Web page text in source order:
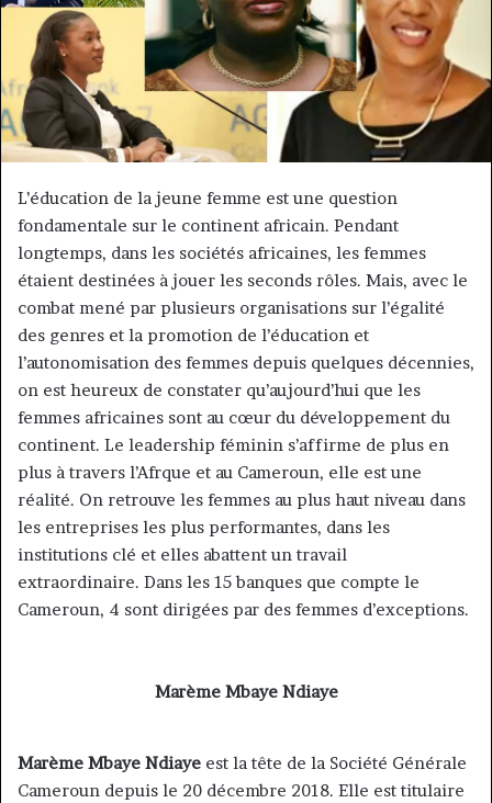
L’éducation de la jeune femme est une question
fondamentale sur le continent africain. Pendant
longtemps, dans les sociétés africaines, les femmes
étaient destinées à jouer les seconds rôles. Mais, avec le
combat mené par plusieurs organisations sur l’égalité
des genres et la promotion de l’éducation et
l’autonomisation des femmes depuis quelques décennies,
on est heureux de constater qu’aujourd’hui que les
femmes africaines sont au cœur du développement du
continent. Le leadership féminin s’affirme de plus en
plus à travers l’Afrque et au Cameroun, elle est une
réalité. On retrouve les femmes au plus haut niveau dans
les entreprises les plus performantes, dans les
institutions clé et elles abattent un travail
extraordinaire. Dans les 15 banques que compte le
Cameroun, 4 sont dirigées par des femmes d’exceptions.
Marème Mbaye Ndiaye
Marème Mbaye Ndiaye est la tête de la Société Générale
Cameroun depuis le 20 décembre 2018. Elle est titulaire